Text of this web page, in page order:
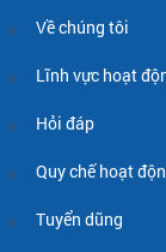
Về chúng tôi
Lĩnh vực hoạt
Hỏi đáp
Quy chế hoạt
Tuyển dũng